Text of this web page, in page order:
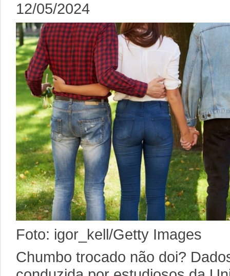
12/05/2024
Foto: igor_kell/Getty Images
Chumbo trocado não doi?